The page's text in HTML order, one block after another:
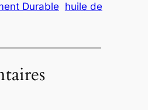
Durable huile de